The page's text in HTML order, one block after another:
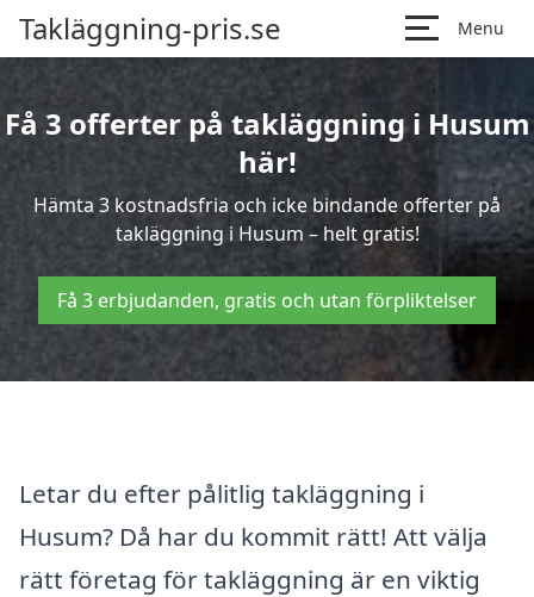
Takläggning-pris.se Menu
Få 3 offerter på takläggning i Husum
här!
Hämta 3 kostnadsfria och icke bindande offerter på
takläggning i Husum – helt gratis!
Få 3 erbjudanden, gratis och utan förpliktelser
Letar du efter pålitlig takläggning i
Husum? Då har du kommit rätt! Att välja
rätt företag för takläggning är en viktig